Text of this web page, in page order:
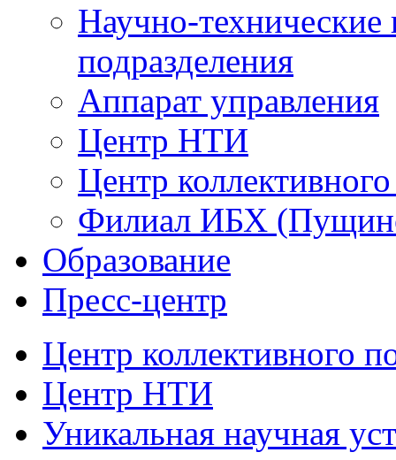
Научно-технические
подразделения
Аппарат управления
Центр НТИ
Центр
Филиал ИБХ
Образование
Пресс-центр
Центр коллективного
Центр НТИ
Уникальная научная